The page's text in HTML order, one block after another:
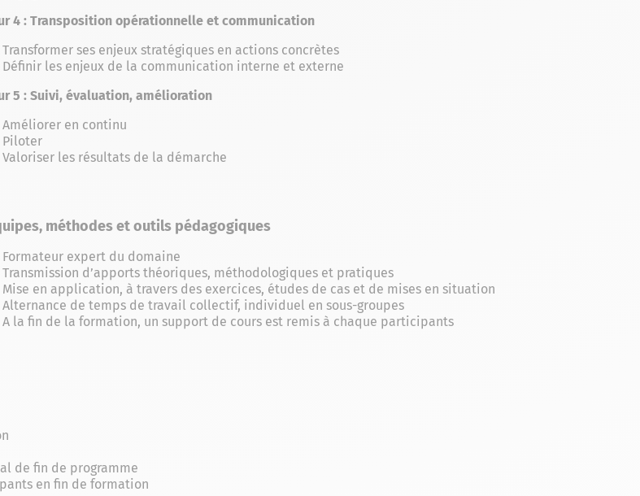
4 : Transposition opérationnelle et communication
Transformer ses enjeux stratégiques en actions concrètes
Définir les enjeux de la communication interne et externe
5 : Suivi, évaluation, amélioration
Améliorer en continu
Piloter
Valoriser les résultats de la démarche
méthodes et outils pédagogiques
Formateur expert du domaine
Transmission d’apports théoriques, méthodologiques et pratiques
Mise en application, à travers des exercices, études de cas et de mises en situation
Alternance de temps de travail collectif, individuel en sous-groupes
A la fin de la formation, un support de cours est remis à chaque participants
de fin de programme
en fin de formation